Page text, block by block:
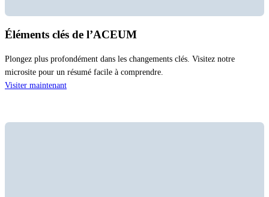
Éléments clés de l’ACEUM
Plongez plus profondément dans les changements clés. Visitez notre
microsite pour un résumé facile à comprendre.
Visiter maintenant